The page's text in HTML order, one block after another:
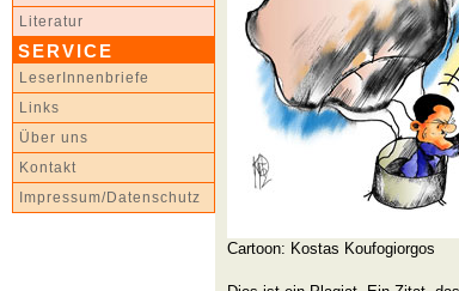
Literatur
SERVICE
LeserInnenbriefe
Links
Über uns
Kontakt
Impressum/Datenschutz
Cartoon: Kostas Koufogiorgos